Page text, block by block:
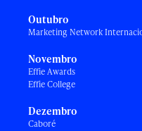
Outubro
Marketing Network
Novembro
Effie Awards
Effie College
Dezembro
Caboré